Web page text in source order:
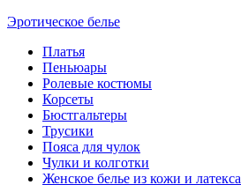
Эротическое белье
Платья
Пеньюары
Ролевые костюмы
Корсеты
Бюстгальтеры
Трусики
Пояса для чулок
Чулки и колготки
Женское белье из кожи и латекса